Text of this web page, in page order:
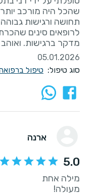
שהכל היה מורכב
תחושה ורגישות
לרופאים סינים
מדקר ברגישות.
05.01.2026
סוג טיפול: טיפול
ארנה
5.0